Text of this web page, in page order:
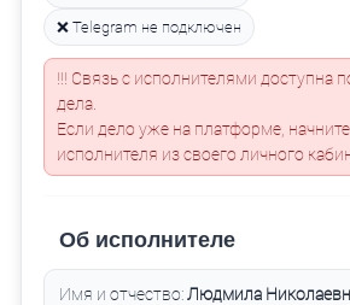
❌ Telegram не подключен
!!! Связь с исполнителями доступна
дела.
Если дело уже на платформе,
исполнителя из своего личного
Об исполнителе
Имя и отчество:Людмила